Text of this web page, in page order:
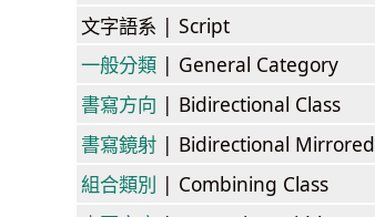
文字語系 | Script
一般分類 | General Category
書寫方向 | Bidirectional Class
書寫鏡射 | Bidirectional Mirrored
組合類別 | Combining Class